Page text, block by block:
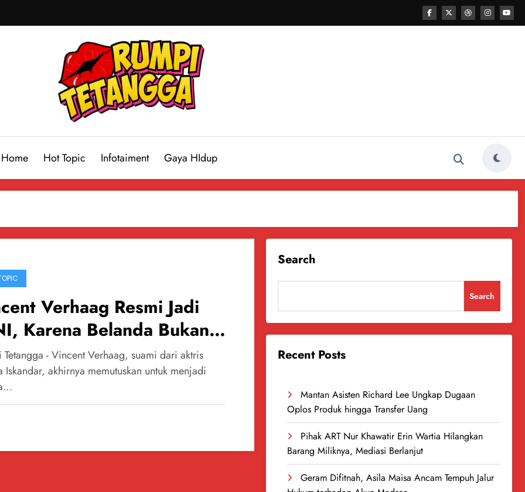
Home Hot Topic Infotaiment Gaya HIdup
Verhaag Resmi Jadi
Karena Belanda Bukan
Rumah Baginya
Tetangga - Vincent Verhaag, suami dari aktris
Iskandar, akhirnya memutuskan untuk menjadi
Search
Search
Recent Posts
Mantan Asisten Richard Lee Ungkap Dugaan
Oplos Produk hingga Transfer Uang
Pihak ART Nur Khawatir Erin Wartia Hilangkan
Barang Miliknya, Mediasi Berlanjut
Geram Difitnah, Asila Maisa Ancam Tempuh Jalur